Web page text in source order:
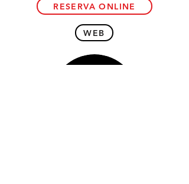
RESERVA ONLINE
WEB